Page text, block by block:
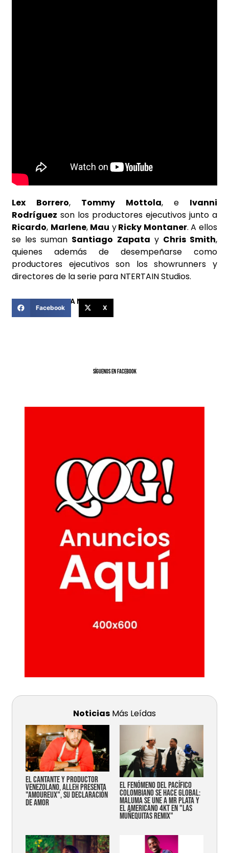
Lex Borrero, Tommy Mottola, e Ivanni
Rodríguez son los productores ejecutivos junto a
Ricardo, Marlene, Mau yRicky Montaner. A ellos
se les suman Santiago Zapata y Chris Smith,
quienes además de desempeñarse como
productores ejecutivos son los showrunners y
directores de la serie para NTERTAIN Studios.
COMPARTIR ESTA NOTICIA
Facebook X
SíGUENOS EN FACEBOOK
Noticias Más Leídas
EL CANTANTE Y PRODUCTOR
VENEZOLANO, ALLEH PRESENTA
"AMOUREUX", SU DECLARACIÓN
DE AMOR
EL FENÓMENO DEL PACÍFICO
COLOMBIANO SE HACE GLOBAL:
MALUMA SE UNE A MR PLATA Y
EL AMERICANO 4KT EN "LAS
MUÑEQUITAS REMIX"